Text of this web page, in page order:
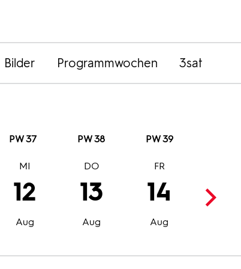
Bilder Programmwochen 3sat
PW 37 PW 38 PW 39
12
Aug
MI
13
Aug
DO
14
Aug
FR
15